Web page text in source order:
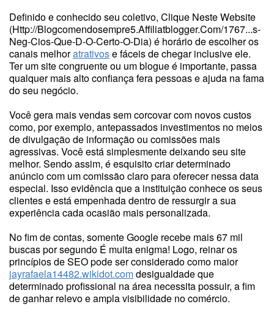
Definido e conhecido seu coletivo, Clique Neste Website
(Http://Blogcomendosempre5.Affiliatblogger.Com/1767...s-
Neg-Cios-Que-D-O-Certo-O-Dia) é horário de escolher os
canais melhoratrativose fáceis de chegar inclusive ele.
Ter um site congruente ou um blogue é importante, passa
qualquer mais alto confiança fera pessoas e ajuda na fama
do seu negócio.
Você gera mais vendas sem corcovar com novos custos
como, por exemplo, antepassados investimentos no meios
de divulgação de informação ou comissões mais
agressivas. Você está simplesmente deixando seu site
melhor. Sendo assim, é esquisito criar determinado
anúncio com um comissão claro para oferecer nessa data
especial. Isso evidência que a instituição conhece os seus
clientes e está empenhada dentro de ressurgir a sua
experiência cada ocasião mais personalizada.
No fim de contas, somente Google recebe mais 67 mil
buscas por segundo É muita enigma! Logo, reinar os
princípios de SEO pode ser considerado como maior
jayrafaela14482.wikidot.comdesigualdade que
determinado profissional na área necessita possuir, a fim
de ganhar relevo e ampla visibilidade no comércio.